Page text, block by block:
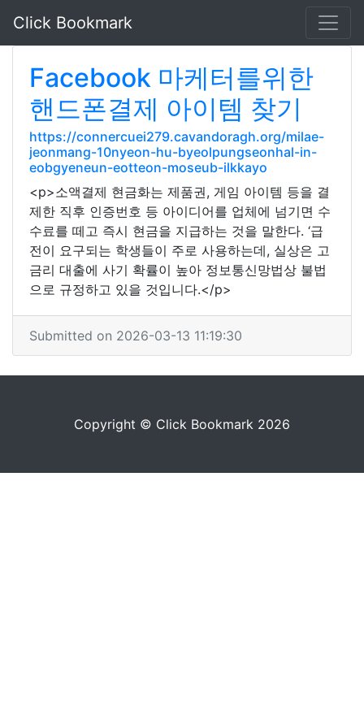
Click Bookmark
Facebook 마케터를위한
핸드폰결제 아이템 찾기
https://connercuei279.cavandoragh.org/milae-
jeonmang-10nyeon-hu-byeolpungseonhal-in-
eobgyeneun-eotteon-moseub-ilkkayo
<p>소액결제 현금화는 제품권, 게임 아이템 등을 결
제한 직후 인증번호 등 아이디어를 업체에 넘기면 수
수료를 떼고 즉시 현금을 지급하는 것을 말한다. ‘급
전이 요구되는 학생들이 주로 사용하는데, 실상은 고
금리 대출에 사기 확률이 높아 정보통신망법상 불법
으로 규정하고 있을 것입니다.</p>
Submitted on 2026-03-13 11:19:30
Copyright © Click Bookmark 2026